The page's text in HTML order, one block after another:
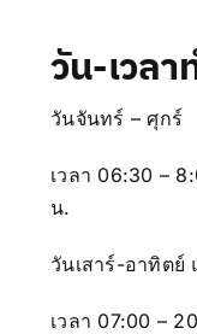
วัน-เวลา
วันจันทร์ – ศุกร์
เวลา 06:30 –
น.
วันเสาร์-อาทิต
เวลา 07:00 –